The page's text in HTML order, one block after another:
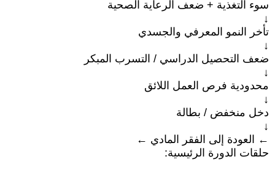
سوء التغذية + ضعف الرعاية الصحية
↓
تأخر النمو المعرفي والجسدي
↓
ضعف التحصيل الدراسي / التسرب المبكر
↓
محدودية فرص العمل اللائق
↓
دخل منخفض / بطالة
↓
← العودة إلى الفقر المادي ←
حلقات الدورة الرئيسية: